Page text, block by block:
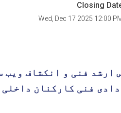
Closing
Wed, Dec 17 2025 12:00
ارشد فنی و انکشاف ویب
فنی کارکنان داخلی